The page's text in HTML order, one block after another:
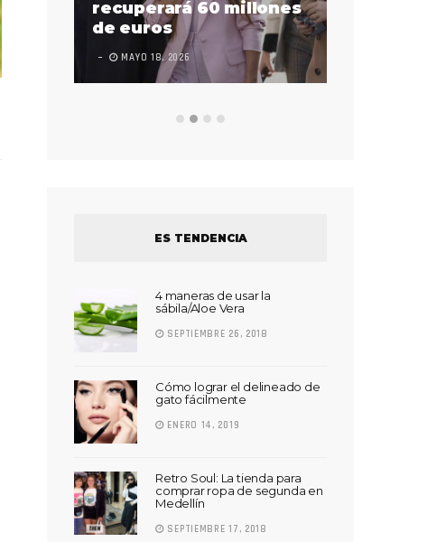
recuperará 60 millones
de euros
MAYO 18, 2026
ES TENDENCIA
4 maneras de usar la
sábila/Aloe Vera
SEPTIEMBRE 26, 2018
Cómo lograr el delineado de
gato fácilmente
ENERO 14, 2019
Retro Soul: La tienda para
comprar ropa de segunda en
Medellín
SEPTIEMBRE 17, 2018